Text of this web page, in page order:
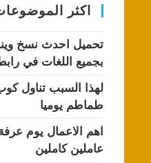
اكثر
بجميع اللغات في
لهذا السبب تناول
طماطم يوميا
اهم الاعمال يوم
عاملين كاملين